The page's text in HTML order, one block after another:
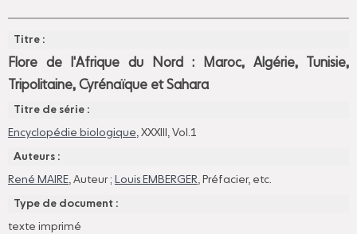
Titre :
Flore de l'Afrique du Nord : Maroc, Algérie, Tunisie,
Tripolitaine, Cyrénaïque et Sahara
Titre de série :
Encyclopédie biologique, XXXIII, Vol.1
Auteurs :
René MAIRE, Auteur ; Louis EMBERGER, Préfacier, etc.
Type de document :
texte imprimé